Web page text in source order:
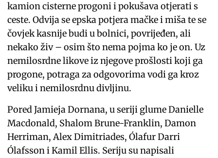
kamion cisterne progoni i pokušava otjerati s
ceste. Odvija se epska potjera mačke i miša te se
čovjek kasnije budi u bolnici, povrijeđen, ali
nekako živ – osim što nema pojma ko je on. Uz
nemilosrdne likove iz njegove prošlosti koji ga
progone, potraga za odgovorima vodi ga kroz
veliku i nemilosrdnu divljinu.
Pored Jamieja Dornana, u seriji glume Danielle
Macdonald, Shalom Brune-Franklin, Damon
Herriman, Alex Dimitriades, Ólafur Darri
Ólafsson i Kamil Ellis. Seriju su napisali